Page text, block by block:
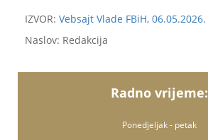
IZVOR: Vebsajt Vlade FBiH, 06.05.2026.
Naslov: Redakcija
Radno vrijeme:
Ponedjeljak - petak